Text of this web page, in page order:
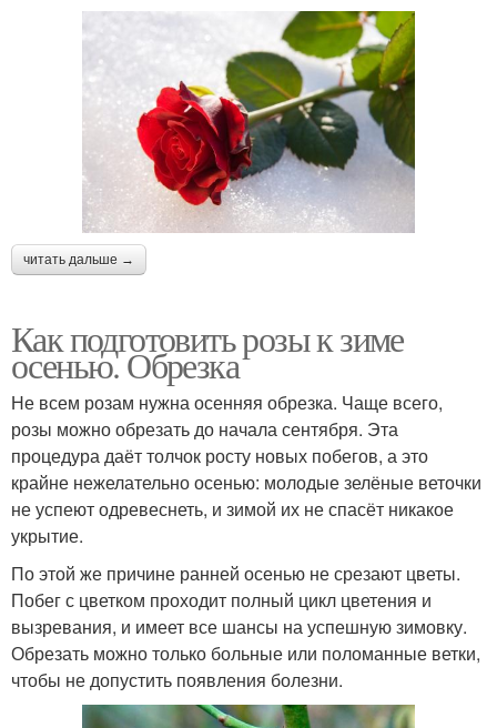
читать дальше →
Как подготовить розы к зиме
осенью. Обрезка
Не всем розам нужна осенняя обрезка. Чаще всего,
розы можно обрезать до начала сентября. Эта
процедура даёт толчок росту новых побегов, а это
крайне нежелательно осенью: молодые зелёные веточки
не успеют одревеснеть, и зимой их не спасёт никакое
укрытие.
По этой же причине ранней осенью не срезают цветы.
Побег с цветком проходит полный цикл цветения и
вызревания, и имеет все шансы на успешную зимовку.
Обрезать можно только больные или поломанные ветки,
чтобы не допустить появления болезни.